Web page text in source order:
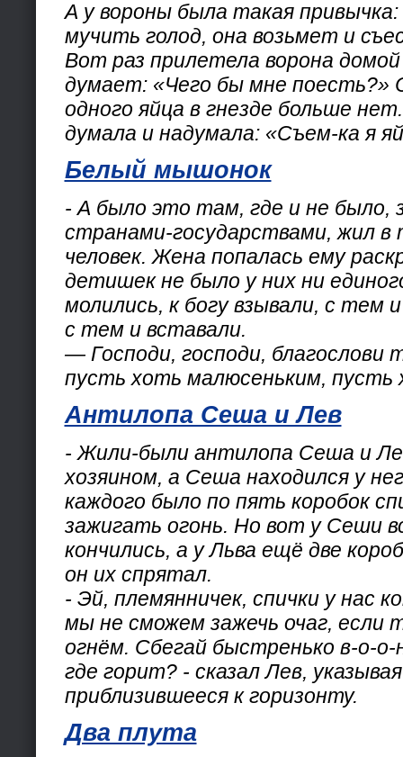
А у вороны была такая привычка:
мучить голод, она возьмет и
Вот раз прилетела ворона домой
думает: «Чего бы мне
одного яйца в гнезде больше
думала и надумала: «Съем-ка я
Белый мышонок
- А было это там, где и не было,
странами-государствами, жил в
человек. Жена попалась ему
детишек не было у них ни
молились, к богу взывали, с тем
с тем и вставали.
— Господи, господи,
пусть хоть малюсеньким, пусть
Антилопа Сеша и Лев
- Жили-были антилопа Сеша и
хозяином, а Сеша находился у
каждого было по пять коробок
зажигать огонь. Но вот у Сеши
кончились, а у Льва ещё две
он их спрятал.
- Эй, племянничек, спички у нас
мы не сможем зажечь очаг, если
огнём. Сбегай быстренько в-о-
где горит? - сказал Лев,
приблизившееся к горизонту.
Два плута